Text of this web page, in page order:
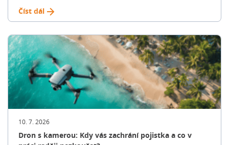
zhodnotit váš aktuální finanční zdraví. Určitě si přečtěte
náš článek na téma: Hypotéka v manželství. 💡 Tip:
Hledání konkrétního bydlení může trvat týdny i měsíce.
Nespěchejte a projděte si více nabídek na trhu, abyste
získali reálný přehled o cenách v dané lokalitě. 👉 Na
jak vysokou hypotéku dosáhnete zjistíte pomocí naší
hypoteční kalkulačky 2. Výběr nemovitosti: Jak si
správně vybrat? Jakmile máte jasno ve svých finančních
možnostech, začíná fáze hledání. Promyslete si klíčové
parametry: 💡 Tip: Hledání konkrétního bydlení může
trvat týdny i měsíce. Nespěchejte a projděte si více
nabídek na trhu, abyste získali reálný přehled o cenách
v dané lokalitě. 3. Nezávazné ověření výše hypotéky:
Číst dál
10. 7. 2026
Dron s kamerou: Kdy vás zachrání pojistka a co v